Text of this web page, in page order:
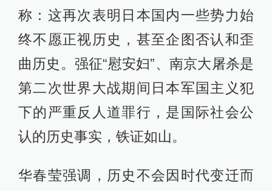
称：这再次表明日本国内一些势力始
终不愿正视历史，甚至企图否认和歪
曲历史。强征“慰安妇”、南京大屠杀是
第二次世界大战期间日本军国主义犯
下的严重反人道罪行，是国际社会公
认的历史事实，铁证如山。
华春莹强调，历史不会因时代变迁而